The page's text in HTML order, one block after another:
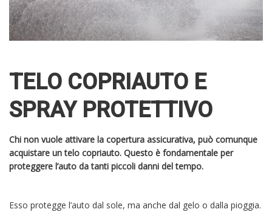
TELO COPRIAUTO E
SPRAY PROTETTIVO
Chi non vuole attivare la copertura assicurativa, può comunque
acquistare un telo copriauto. Questo è fondamentale per
proteggere l’auto da tanti piccoli danni del tempo.
Esso protegge l’auto dal sole, ma anche dal gelo o dalla pioggia.